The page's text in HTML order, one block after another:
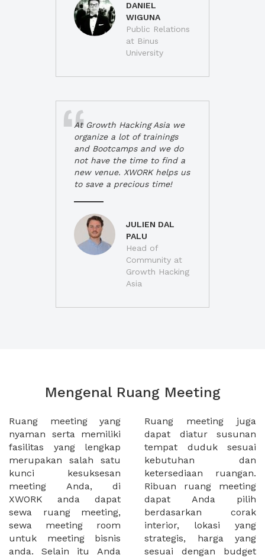
DANIEL
WIGUNA
Public Relations
at Binus
University
At Growth Hacking Asia we
organize a lot of trainings
and Bootcamps and we do
not have the time to find a
new venue. XWORK helps us
to save a precious time!
JULIEN DAL
PALU
Head of
Community at
Growth Hacking
Asia
Mengenal Ruang Meeting
Ruang meeting yang
nyaman serta memiliki
fasilitas yang lengkap
merupakan salah satu
kunci kesuksesan
meeting Anda, di
XWORK anda dapat
sewa ruang meeting,
sewa meeting room
untuk meeting bisnis
anda. Selain itu Anda
Ruang meeting juga
dapat diatur susunan
tempat duduk sesuai
kebutuhan dan
ketersediaan ruangan.
Ribuan ruang meeting
dapat Anda pilih
berdasarkan corak
interior, lokasi yang
strategis, harga yang
sesuai dengan budget